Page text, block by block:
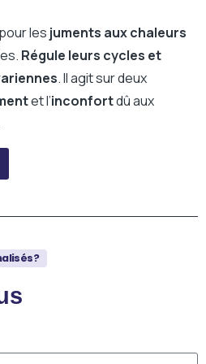
les juments aux chaleurs
Régule leurs cycles et
. Il agit sur deux
et l’inconfortdû aux